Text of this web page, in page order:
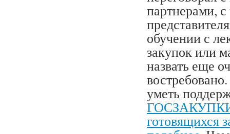
партнерами, с
обучении с
закупок или
назвать еще
уметь
готовящихся